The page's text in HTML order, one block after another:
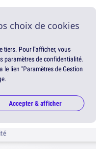
choix de cookies
tiers. Pour l'afficher, vous
paramètres de confidentialité.
lien "Paramètres de Gestion
Accepter & afficher